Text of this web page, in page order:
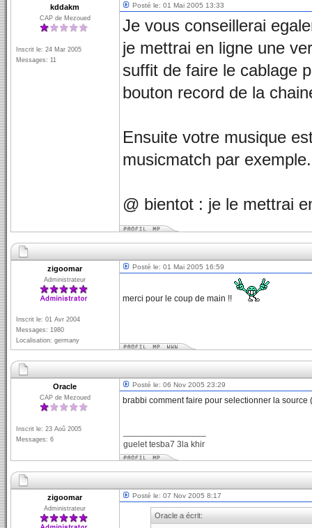
kddakm
CAP de Mezoued
Inscrit le: 24 Mar 2005
Messages: 11
Posté le: 01 Mai 2005 13:33
Je vous conseillerai
je mettrai en ligne une
suffit de faire le cablage
bouton record de la
Ensuite votre musique
musicmatch par exemple.
@ bientot : je le mettrai
zigoomar
Administrateur
Inscrit le: 01 Avr 2004
Messages: 1980
Localisation: germany
Posté le: 01 Mai 2005 16:59
merci pour le coup de main !!
Oracle
CAP de Mezoued
Inscrit le: 23 Aoû 2005
Messages: 6
Posté le: 06 Nov 2005 23:29
brabbi comment faire pour selectionner la
guelet tesba7 3la khir
zigoomar
Administrateur
Posté le: 07 Nov 2005 8:17
Oracle a écrit: